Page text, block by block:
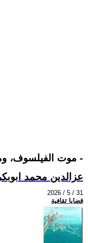
موت الفيلسوف، ومعرفة أعماله - إدغار موران -
عزالدين محمد ابوبكر
2026 / 5 / 31
قضايا ثقافية